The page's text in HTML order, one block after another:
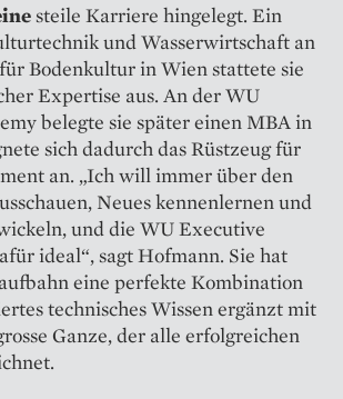
steile Karriere hingelegt. Ein
und Wasserwirtschaft an
Bodenkultur in Wien stattete sie
Expertise aus. An der WU
belegte sie später einen MBA in
sich dadurch das Rüstzeug für
an. „Ich will immer über den
Neues kennenlernen und
und die WU Executive
ideal“, sagt Hofmann. Sie hat
eine perfekte Kombination
technisches Wissen ergänzt mit
Ganze, der alle erfolgreichen